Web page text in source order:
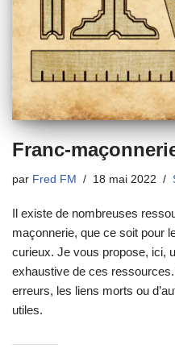
Franc-
par Fred FM 18 mai 2022
Il existe de nombreuses
maçonnerie, que ce soit pour
curieux. Je vous propose, ici,
exhaustive de ces
erreurs, les liens morts ou
utiles.